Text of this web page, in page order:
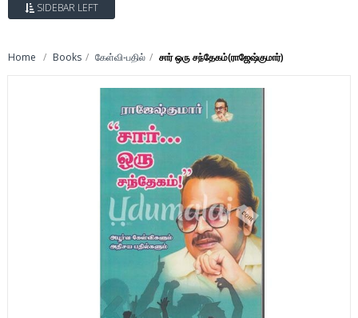
SIDEBAR LEFT
Home Books கேள்வி-பதில் சார் ஒரு சந்தேகம்(ராஜேஷ்குமார்)